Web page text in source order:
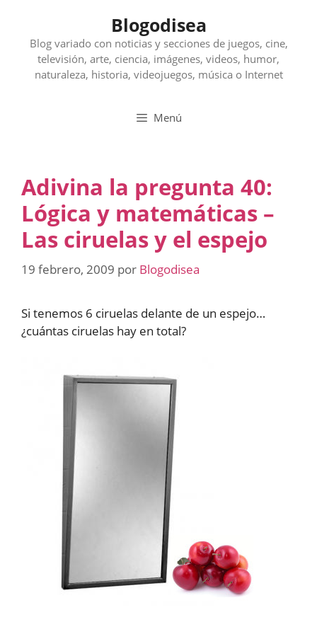
contenido
Blogodisea
Blog variado con noticias y secciones de juegos, cine,
televisión, arte, ciencia, imágenes, videos, humor,
naturaleza, historia, videojuegos, música o Internet
Menú
Adivina la pregunta 40:
Lógica y matemáticas –
Las ciruelas y el espejo
19 febrero, 2009 por Blogodisea
Si tenemos 6 ciruelas delante de un espejo…
¿cuántas ciruelas hay en total?